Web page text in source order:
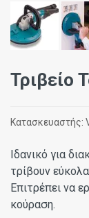
Τριβείο
Κατασκευαστής:
Ιδανικό για
τρίβουν
Επιτρέπει να
κούραση.